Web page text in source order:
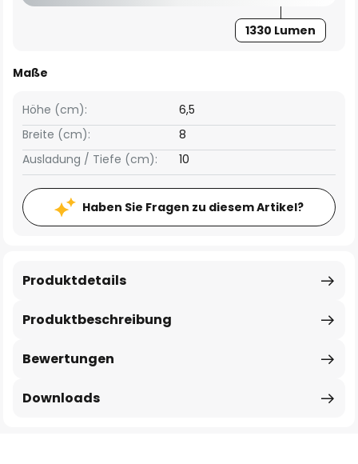
1330 Lumen
Maße
Breite (cm): 8
Höhe (cm): 6,5
Ausladung / Tiefe (cm): 10
Haben Sie Fragen zu diesem Artikel?
Produktbeschreibung
Produktdetails
Bewertungen
Downloads